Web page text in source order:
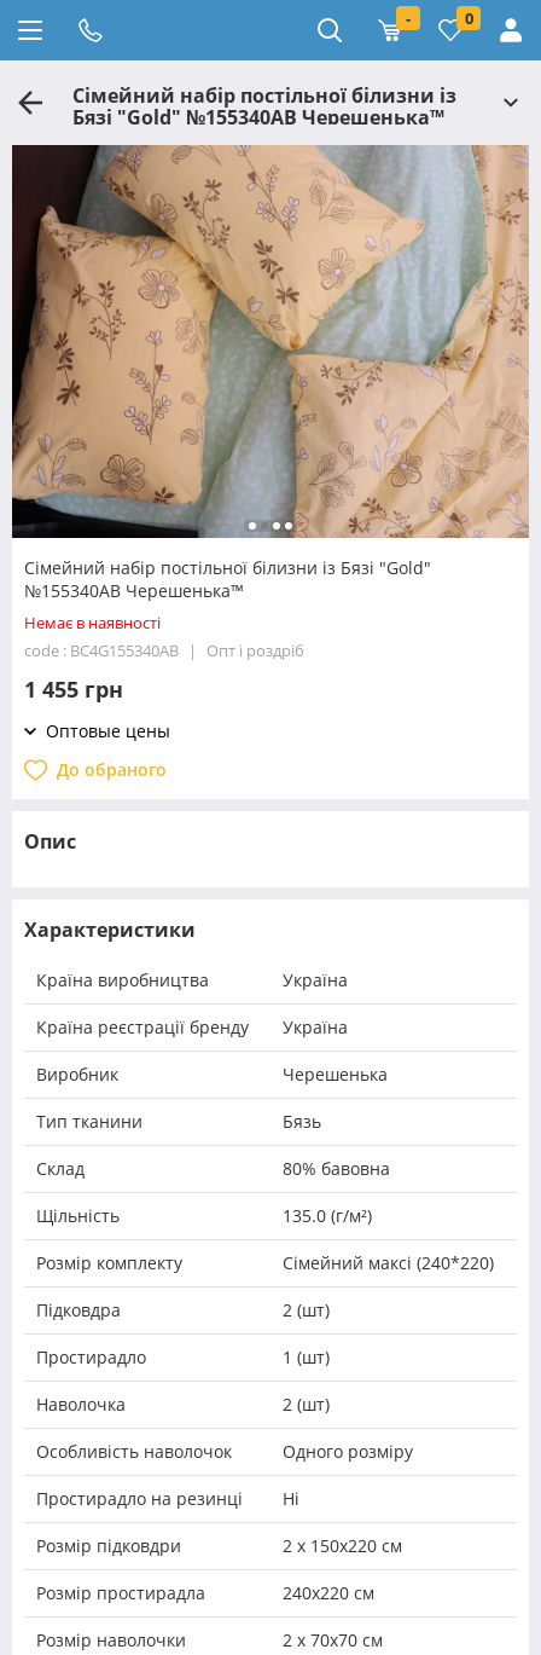
- 0
Сімейний набір постільної білизни із
Бязі "Gold" №155340AB Черешенька™
Сімейний набір постільної білизни із Бязі "Gold"
№155340AB Черешенька™
Немає в наявності
code : BC4G155340AB
Опт і роздріб
1 455 грн
Оптовые цены
До обраного
Опис
Характеристики
Країна виробництва Україна
Країна реєстрації бренду Україна
Виробник Черешенька
Тип тканини Бязь
Склад 80% бавовна
Щільність 135.0 (г/м²)
Розмір комплекту Сімейний максі (240*220)
Підковдра 2 (шт)
Простирадло 1 (шт)
Наволочка 2 (шт)
Особливість наволочок Одного розміру
Простирадло на резинці Ні
Розмір підковдри 2 х 150х220 см
Розмір простирадла 240х220 см
Розмір наволочки 2 х 70х70 см